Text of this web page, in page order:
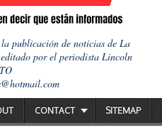
publicación de noticias de La
por el periodista Lincoln
CONTACT SITEMAP